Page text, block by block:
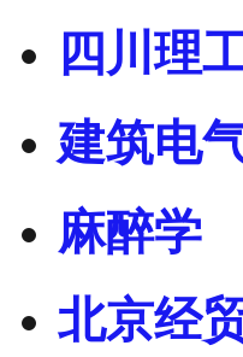
四川理
建筑电
麻醉学
北京经